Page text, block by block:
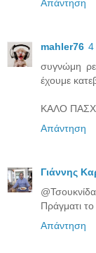
Απάντηση
mahler76 4
συγνώμη ρε
έχουμε
ΚΑΛΟ
Απάντηση
Γιάννης
Πράγματι το
Απάντηση